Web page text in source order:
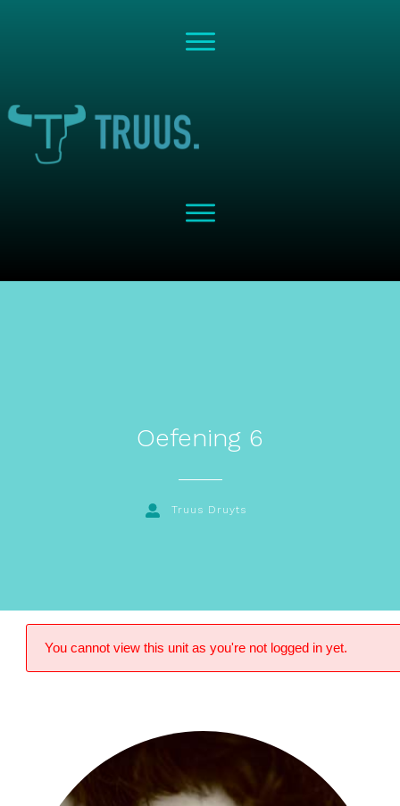
Oefening 6
Truus Druyts
You cannot view this unit as you're not logged in yet.